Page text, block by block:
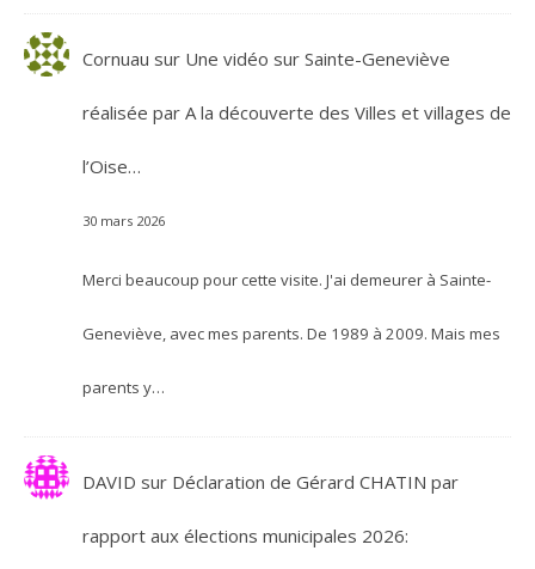
Cornuau sur Une vidéo sur Sainte-Geneviève
réalisée par A la découverte des Villes et villages de
l’Oise…
30 mars 2026
Merci beaucoup pour cette visite. J'ai demeurer à Sainte-
Geneviève, avec mes parents. De 1989 à 2009. Mais mes
parents y…
DAVID sur Déclaration de Gérard CHATIN par
rapport aux élections municipales 2026: